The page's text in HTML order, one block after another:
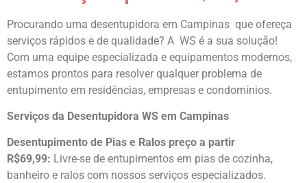
Procurando uma desentupidora em Campinas que ofereça
serviços rápidos e de qualidade? A WS é a sua solução!
Com uma equipe especializada e equipamentos modernos,
estamos prontos para resolver qualquer problema de
entupimento em residências, empresas e condomínios.
Serviços da Desentupidora WS em Campinas
Desentupimento de Pias e Ralos preço a partir
R$69,99: Livre-se de entupimentos em pias de cozinha,
banheiro e ralos com nossos serviços especializados.